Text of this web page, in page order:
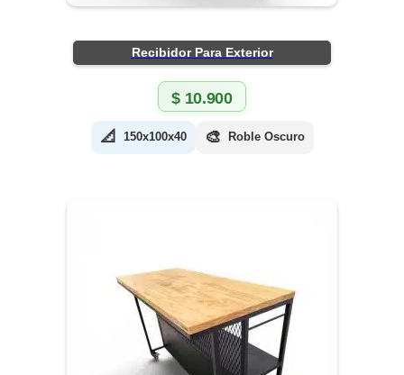
Recibidor Para Exterior
$10.900
📐 150x100x40 🎨 Roble Oscuro